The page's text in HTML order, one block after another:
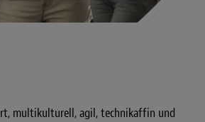
multikulturell, agil, technikaffin und